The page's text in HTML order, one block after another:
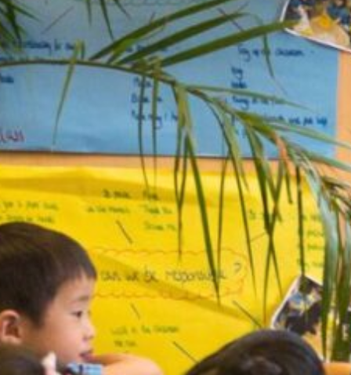
即
諮
詢
English
繁體中文